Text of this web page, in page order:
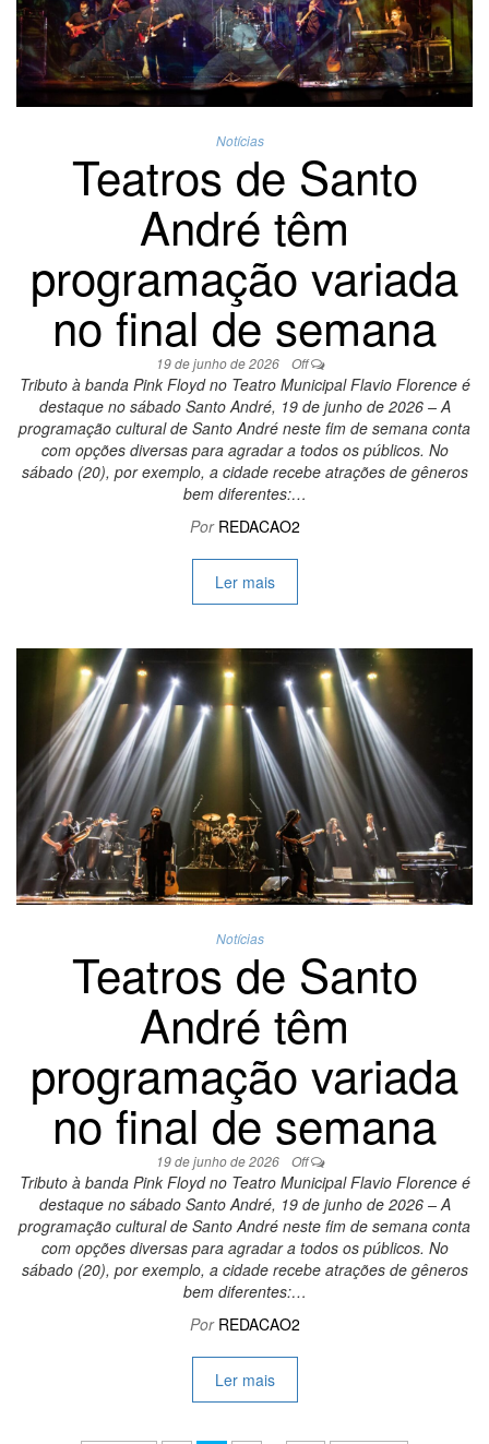
Notícias
Teatros de Santo
André têm
programação variada
no final de semana
19 de junho de 2026 Off
Tributo à banda Pink Floyd no Teatro Municipal Flavio Florence é
destaque no sábado Santo André, 19 de junho de 2026 – A
programação cultural de Santo André neste fim de semana conta
com opções diversas para agradar a todos os públicos. No
sábado (20), por exemplo, a cidade recebe atrações de gêneros
bem diferentes:…
Por REDACAO2
Ler mais
Notícias
Teatros de Santo
André têm
programação variada
no final de semana
19 de junho de 2026 Off
Tributo à banda Pink Floyd no Teatro Municipal Flavio Florence é
destaque no sábado Santo André, 19 de junho de 2026 – A
programação cultural de Santo André neste fim de semana conta
com opções diversas para agradar a todos os públicos. No
sábado (20), por exemplo, a cidade recebe atrações de gêneros
bem diferentes:…
Por REDACAO2
Ler mais